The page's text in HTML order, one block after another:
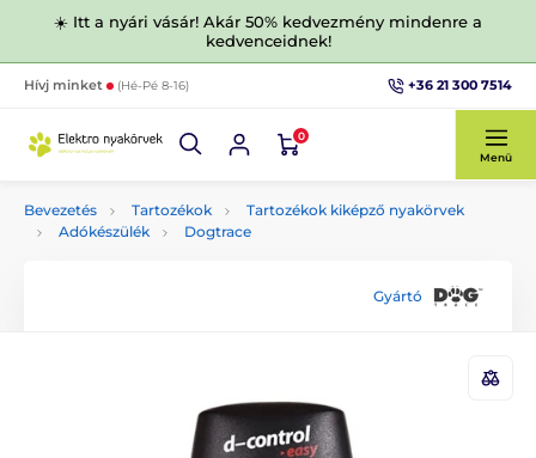
☀️ Itt a nyári vásár! Akár 50% kedvezmény mindenre a
kedvenceidnek!
Hívj minket (Hé-Pé 8-16) +36 21 300 7514
0
Menü
Bevezetés Tartozékok
Tartozékok kiképző nyakörvek
Adókészülék
Dogtrace
Gyártó